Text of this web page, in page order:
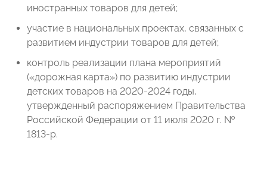
иностранных товаров для детей;
участие в национальных проектах, связанных с
развитием индустрии товаров для детей;
контроль реализации плана мероприятий
(«дорожная карта») по развитию индустрии
детских товаров на 2020-2024 годы,
утвержденный распоряжением Правительства
Российской Федерации от 11 июля 2020 г. №
1813-р.